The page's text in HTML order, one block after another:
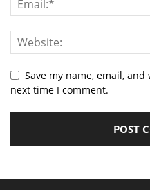
Save my name, email,
next time I comment.